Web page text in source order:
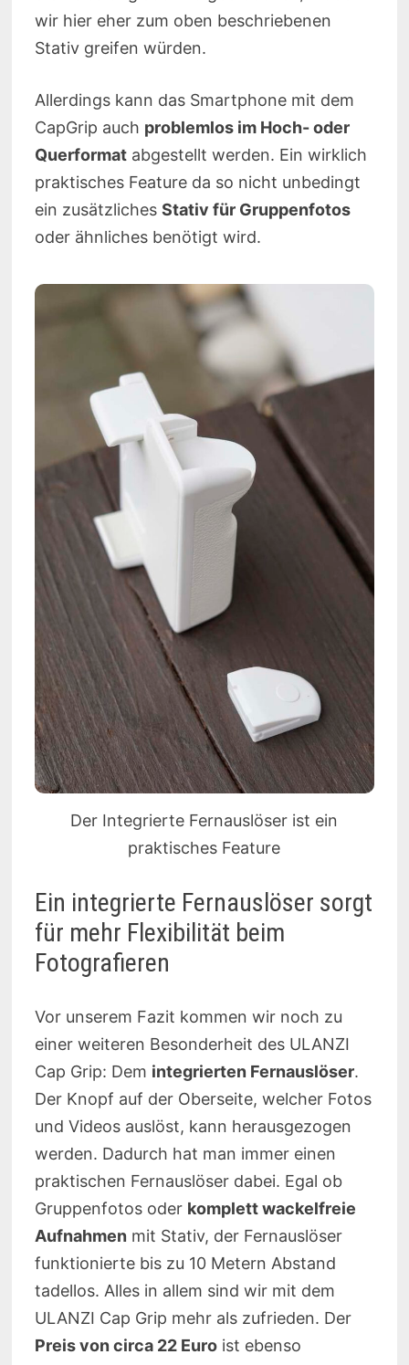
wir hier eher zum oben beschriebenen
Stativ greifen würden.
Allerdings kann das Smartphone mit dem
CapGrip auch problemlos im Hoch- oder
Querformatabgestellt werden. Ein wirklich
praktisches Feature da so nicht unbedingt
ein zusätzliches Stativ für Gruppenfotos
oder ähnliches benötigt wird.
Der Integrierte Fernauslöser ist ein
praktisches Feature
Ein integrierte Fernauslöser sorgt
für mehr Flexibilität beim
Fotografieren
Vor unserem Fazit kommen wir noch zu
einer weiteren Besonderheit des ULANZI
Cap Grip: Dem integrierten Fernauslöser.
Der Knopf auf der Oberseite, welcher Fotos
und Videos auslöst, kann herausgezogen
werden. Dadurch hat man immer einen
praktischen Fernauslöser dabei. Egal ob
Gruppenfotos oder komplett wackelfreie
Aufnahmen mit Stativ, der Fernauslöser
funktionierte bis zu 10 Metern Abstand
tadellos. Alles in allem sind wir mit dem
ULANZI Cap Grip mehr als zufrieden. Der
Preis von circa 22 Euroist ebenso